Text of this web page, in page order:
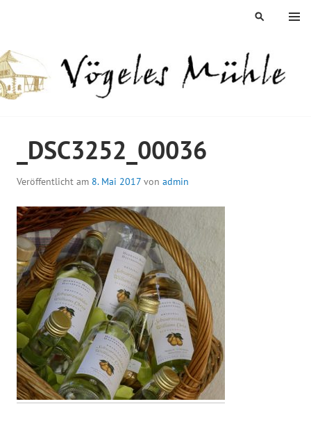
MENÜ
SUCHEN
_DSC3252_00036
Veröffentlicht am 8. Mai 2017 von admin